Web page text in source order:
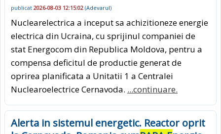
publicat 2026-08-03 12:15:02 (Adevarul)
Nuclearelectrica a inceput sa achizitioneze energie
electrica din Ucraina, cu sprijinul companiei de
stat Energocom din Republica Moldova, pentru a
compensa deficitul de productie generat de
oprirea planificata a Unitatii 1 a Centralei
Nuclearoelectrice Cernavoda. ...continuare.
Alerta in sistemul energetic. Reactor oprit